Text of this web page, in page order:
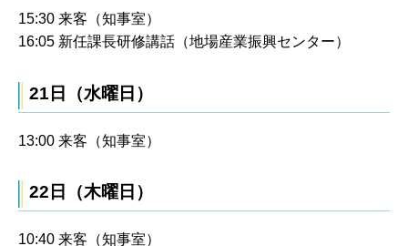
15:30 来客（知事室）
16:05 新任課長研修講話（地場産業振興センター）
21日（水曜日）
13:00 来客（知事室）
22日（木曜日）
10:40 来客（知事室）